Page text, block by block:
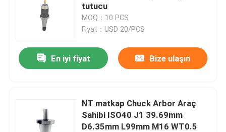
tutucu
MOQ：10 PCS
Fiyat：USD 20/PCS
En iyi fiyat Bize ulaşın
NT matkap Chuck Arbor Araç
Sahibi ISO40 J1 39.69mm
D6.35mm L99mm M16 WT0.5